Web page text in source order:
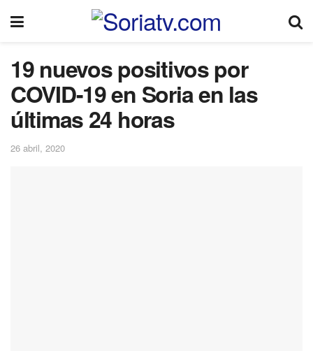
19 nuevos positivos por
COVID-19 en Soria en las
últimas 24 horas
26 abril, 2020